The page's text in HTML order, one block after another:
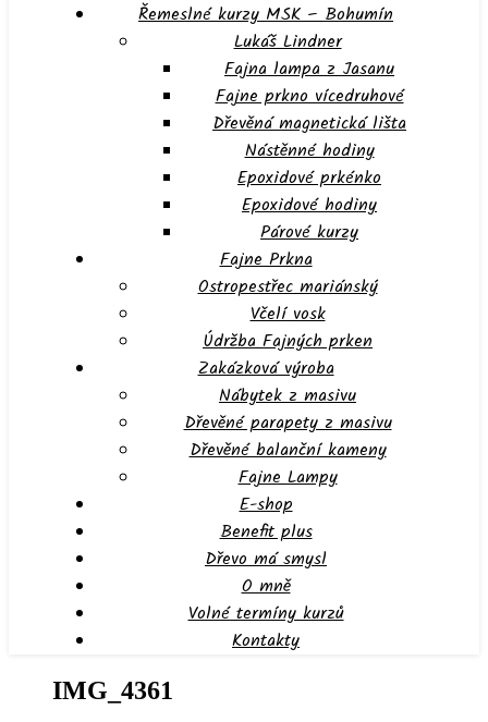
Řemeslné kurzy MSK – Bohumín
Lukáš Lindner
Fajna lampa z Jasanu
Fajne prkno vícedruhové
Dřevěná magnetická lišta
Nástěnné hodiny
Epoxidové prkénko
Epoxidové hodiny
Párové kurzy
Fajne Prkna
Ostropestřec mariánský
Včelí vosk
Údržba Fajných prken
Zakázková výroba
Nábytek z masivu
Dřevěné parapety z masivu
Dřevěné balanční kameny
Fajne Lampy
E-shop
Benefit plus
Dřevo má smysl
O mně
Volné termíny kurzů
Kontakty
IMG_4361